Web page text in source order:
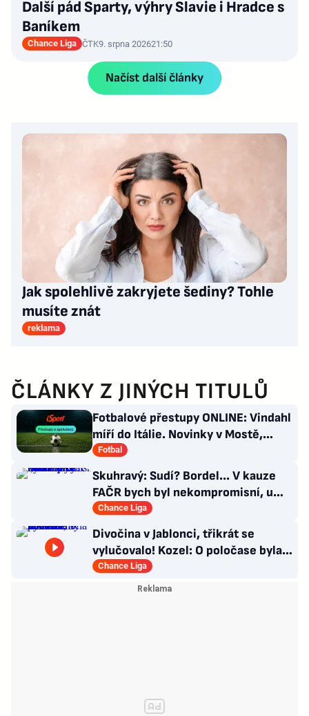
Další pád Sparty, výhry Slavie i Hradce s
Baníkem
Chance Liga ČTK9. srpna 202621:50
Načíst další články
Jak spolehlivě zakryjete šediny? Tohle
musíte znát
reklama
ČLÁNKY Z JINÝCH TITULŮ
Fotbalové přestupy ONLINE: Vindahl
míří do Itálie. Novinky v Mostě,
posila pro PSG
Fotbal
Skuhravý: Sudí? Bordel... V kauze
FAČR bych byl nekompromisní, u
Davida Látala taky!
Chance Liga
Divočina v Jablonci, třikrát se
vylučovalo! Kozel: O poločase byla v
kabině bouřka
Chance Liga